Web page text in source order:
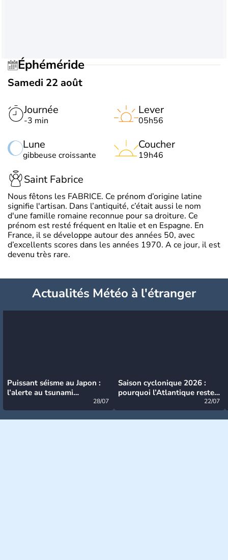
Éphéméride
Samedi 22 août
Journée
-3 min
Lune
gibbeuse croissante
Lever
05h56
Coucher
19h46
Saint Fabrice
Nous fêtons les FABRICE. Ce prénom d’origine latine
signifie l'artisan. Dans l’antiquité, c’était aussi le nom
d'une famille romaine reconnue pour sa droiture. Ce
prénom est resté fréquent en Italie et en Espagne. En
France, il se développe autour des années 50, avec
d’excellents scores dans les années 1970. A ce jour, il est
devenu très rare.
Actualités Météo à l'étranger
Puissant séisme au Japon :
l’alerte au tsunami
28/07
Saison cyclonique 2026 :
pourquoi l’Atlantique reste
22/07